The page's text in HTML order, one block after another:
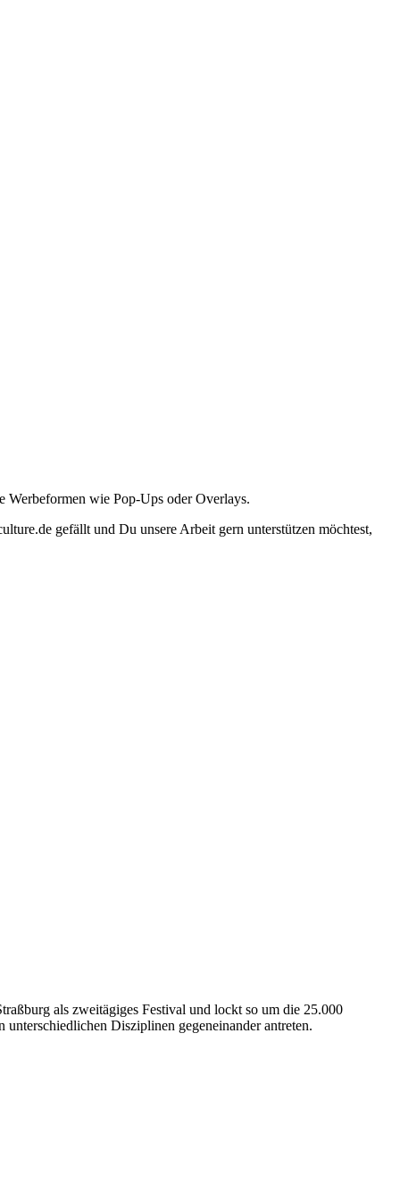
Werbeformen wie Pop-Ups oder Overlays.
gefällt und Du unsere Arbeit gern unterstützen möchtest,
als zweitägiges Festival und lockt so um die 25.000
Disziplinen gegeneinander antreten.